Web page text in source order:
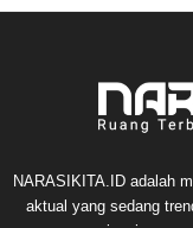
NARASIKITA.ID adalah
aktual yang sedang